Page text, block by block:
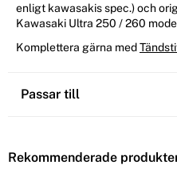
enligt kawasakis spec.) och
Kawasaki Ultra 250 / 260
Komplettera gärna med
Passar till
Rekommenderade